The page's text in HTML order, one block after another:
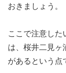
おきましょう。
ここで注意した
は、桜井二見ヶ
があるという点